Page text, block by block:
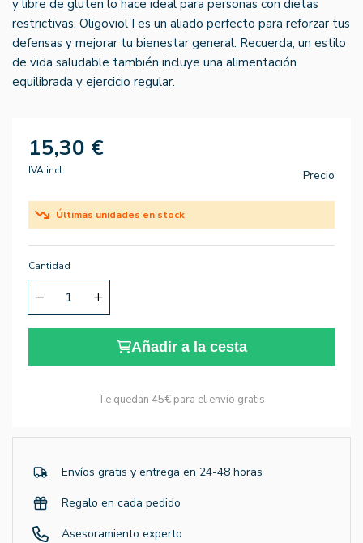
y libre de gluten lo hace ideal para personas con dietas
restrictivas. Oligoviol I es un aliado perfecto para reforzar tus
defensas y mejorar tu bienestar general. Recuerda, un estilo
de vida saludable también incluye una alimentación
equilibrada y ejercicio regular.
15,30 €
IVA incl. Precio
Últimas unidades en stock
Cantidad
Añadir a la cesta
Te quedan 45€ para el envío gratis
Envíos gratis y entrega en 24-48 horas
Regalo en cada pedido
Asesoramiento experto